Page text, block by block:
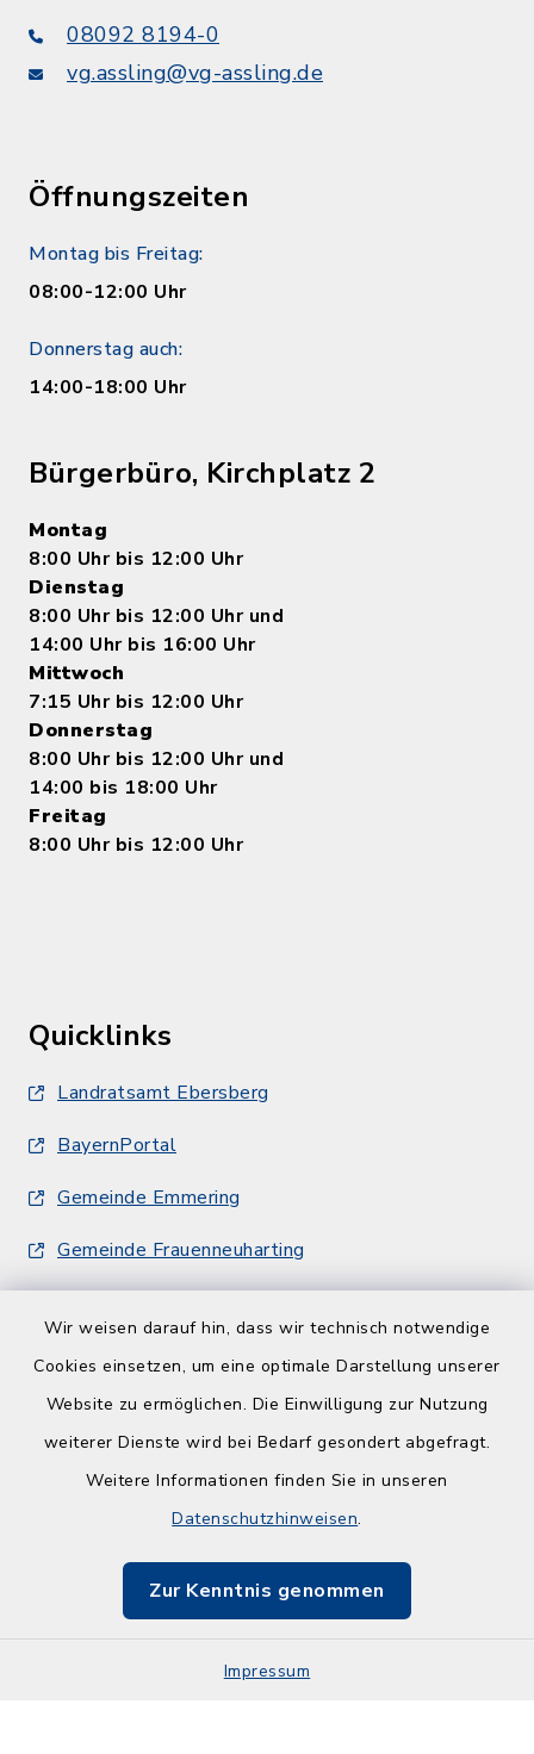
Wir weisen darauf hin, dass wir technisch notwendige
Cookies einsetzen, um eine optimale Darstellung unserer
Website zu ermöglichen. Die Einwilligung zur Nutzung
weiterer Dienste wird bei Bedarf gesondert abgefragt.
Weitere Informationen finden Sie in unseren
Datenschutzhinweisen.
Zur Kenntnis genommen
Impressum
08092 8194-0
vg.assling@vg-assling.de
Öffnungszeiten
Montag bis Freitag:
08:00-12:00 Uhr
Donnerstag auch:
14:00-18:00 Uhr
Bürgerbüro, Kirchplatz 2
Montag
8:00 Uhr bis 12:00 Uhr
Dienstag
8:00 Uhr bis 12:00 Uhr und
14:00 Uhr bis 16:00 Uhr
Mittwoch
7:15 Uhr bis 12:00 Uhr
Donnerstag
8:00 Uhr bis 12:00 Uhr und
14:00 bis 18:00 Uhr
Freitag
8:00 Uhr bis 12:00 Uhr
Quicklinks
Landratsamt Ebersberg
BayernPortal
Gemeinde Emmering
Gemeinde Frauenneuharting
Barrierefreiheit
Impressum
Sitemap